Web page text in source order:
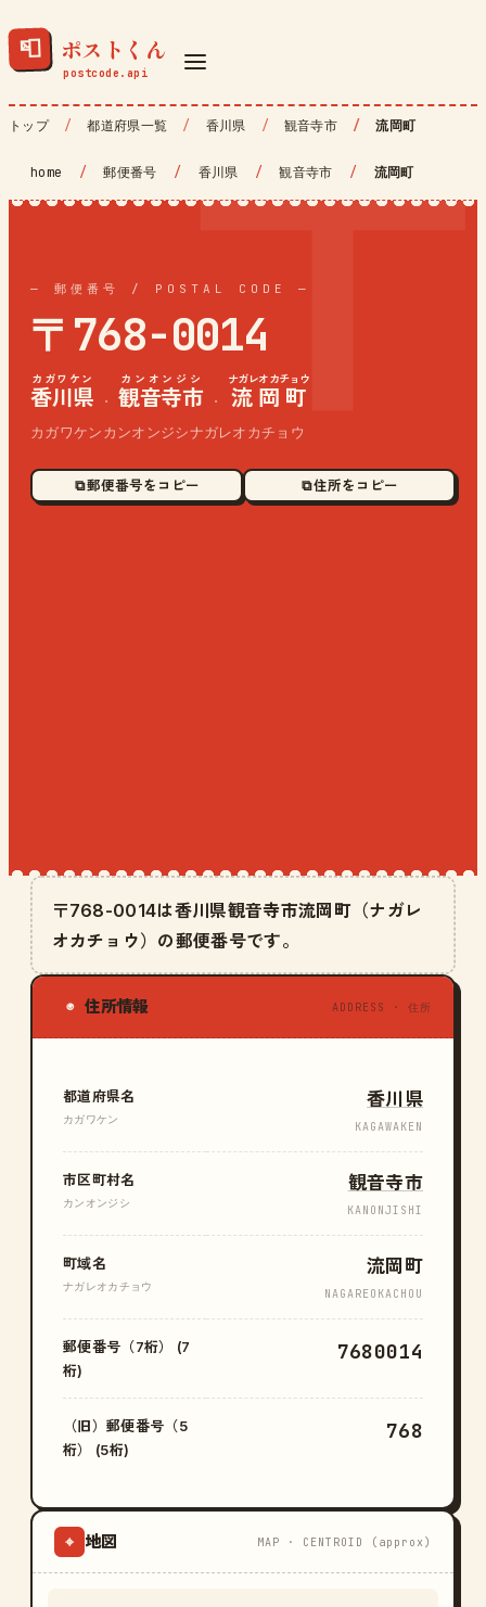
📮 ポストくん
トップ 都道府県一覧 香川県 観音寺市 流岡町
home / 郵便番号 / 香川県 / 観音寺市 / 流岡町
— 郵便番号 / POSTAL CODE —
〒768-0014
香川県
カガワケン
· 観音寺市
カンオンジシ
· 流岡町
ナガレオカチョウ
カガワケンカンオンジシナガレオカチョウ
⧉ 郵便番号をコピー ⧉ 住所をコピー
〒768-0014は香川県観音寺市流岡町（ナガレ
オカチョウ）の郵便番号です。
◉ 住所情報 ADDRESS · 住所
都道府県名
カガワケン
香川県
KAGAWAKEN
市区町村名
カンオンジシ
観音寺市
KANONJISHI
町域名
ナガレオカチョウ
流岡町
NAGAREOKACHOU
郵便番号（7桁） (7
桁)
7680014
（旧）郵便番号（5
桁） (5桁)
768
⌖ 地図 MAP · CENTROID (approx)